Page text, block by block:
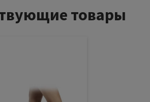
товары